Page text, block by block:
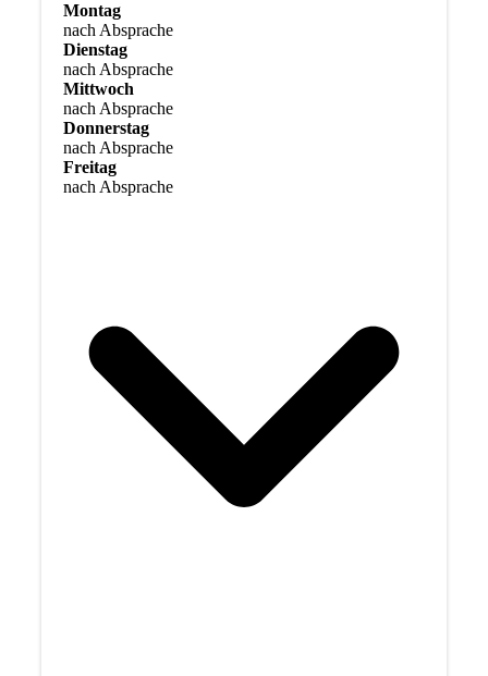
Montag
nach Absprache
Dienstag
nach Absprache
Mittwoch
nach Absprache
Donnerstag
nach Absprache
Freitag
nach Absprache